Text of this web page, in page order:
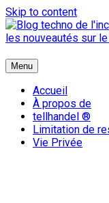
Skip to content
{ + }
blog technologique
Menu
Accueil
À propos de
tellhandel ®
Limitation de
Vie Privée